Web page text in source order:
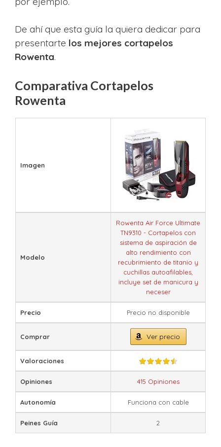
De ahí que esta guía la quiera dedicar para
presentarte los mejores cortapelos
Rowenta.
Comparativa Cortapelos
Rowenta
Imagen
Modelo
Rowenta Air Force Ultimate
TN9310 - Cortapelos con
sistema de aspiración de
alto rendimiento con
recubrimiento de titanio y
cuchillas autoafilables,
incluye set de manicura y
neceser
Precio Precio no disponible
Comprar Ver precio
Valoraciones
Opiniones 415 Opiniones
Autonomía Funciona con cable
Peines Guía 2